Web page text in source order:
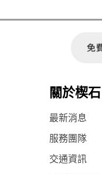
關於楔石
最新消息
服務團隊
交通資訊